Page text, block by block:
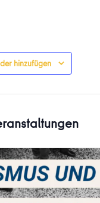
hinzufügen